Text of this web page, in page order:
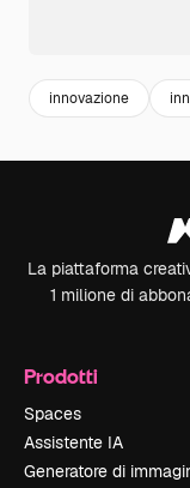
innovazione
La piattaforma
1 milione di
Prodotti
Spaces
Assistente IA
Generatore di